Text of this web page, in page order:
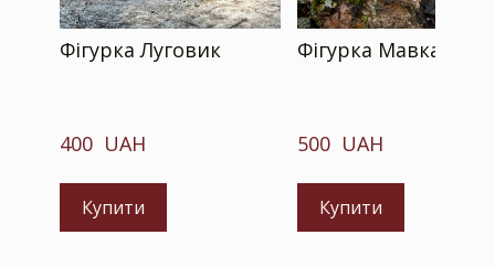
Фігурка Луговик
400  UAH
Купити
Фігурка Мавка
500  UAH
Купити